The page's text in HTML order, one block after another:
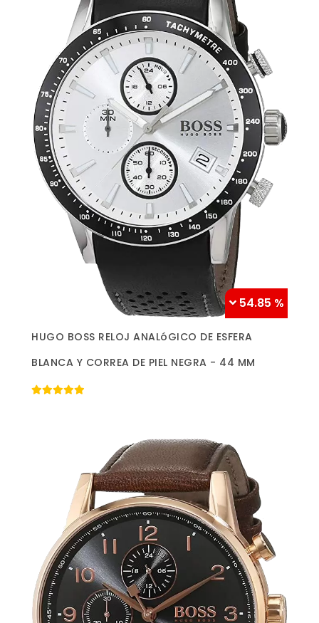
54.85 %
Más información »
HUGO BOSS RELOJ ANALóGICO DE ESFERA
BLANCA Y CORREA DE PIEL NEGRA - 44 MM